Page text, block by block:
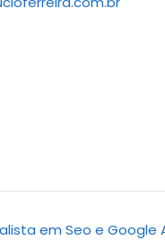
em Seo e Google